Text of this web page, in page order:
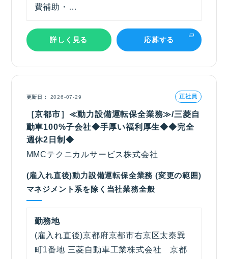
費補助・…
詳しく見る 応募する
更新日 2026-07-29 正社員
［京都市］≪動力設備運転保全業務≫/三菱自
動車100%子会社◆手厚い福利厚生◆◆完全
週休2日制◆
MMCテクニカルサービス株式会社
(雇入れ直後)動力設備運転保全業務 (変更の範囲)
マネジメント系を除く当社業務全般
勤務地
(雇入れ直後)京都府京都市右京区太秦巽
町1番地 三菱自動車工業株式会社 京都